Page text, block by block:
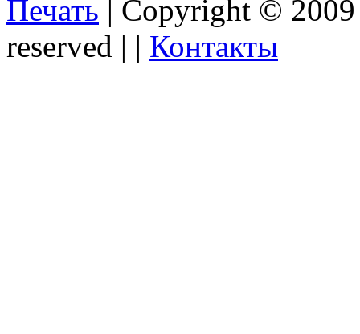
Печать | Copyright ©
reserved | | Контакты